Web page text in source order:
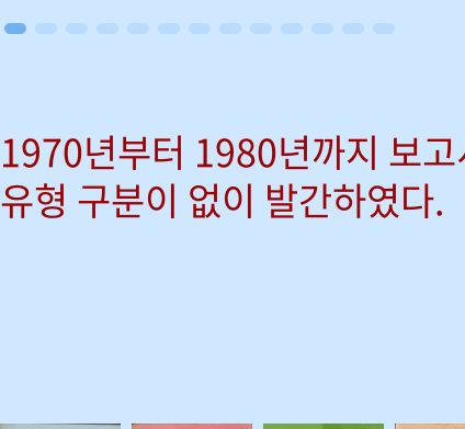
1970년부터 1980년까지 보
유형 구분이 없이 발간하였다.